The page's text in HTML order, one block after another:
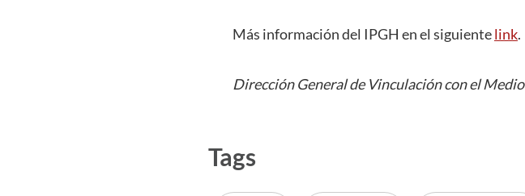
Más información del IPGH en el siguientelink.
Dirección General de Vinculación con el Medio
Tags